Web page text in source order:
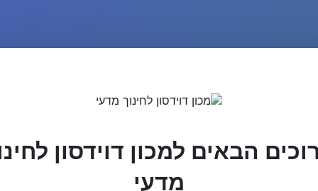
הבאים למכון דוידסון
מדעי